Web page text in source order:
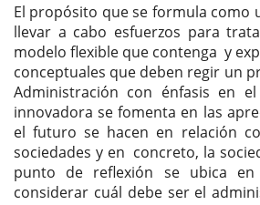
El propósito que se formula como
llevar a cabo esfuerzos para
modelo flexible que contenga y
conceptuales que deben regir un
Administración con énfasis en
innovadora se fomenta en las
el futuro se hacen en relación
sociedades y en concreto, la
punto de reflexión se ubica
considerar cuál debe ser el